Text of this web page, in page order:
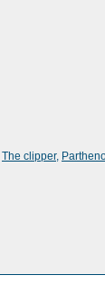
The clipper,